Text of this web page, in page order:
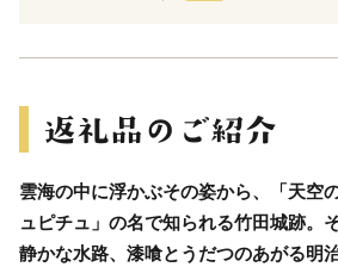
雲海の中に浮かぶその姿から、「天空
ュピチュ」の名で知られる竹田城跡。
静かな水路、漆喰とうだつのあがる明